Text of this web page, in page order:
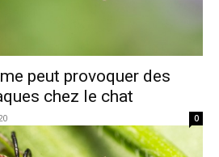
peut provoquer des
chez le chat
0